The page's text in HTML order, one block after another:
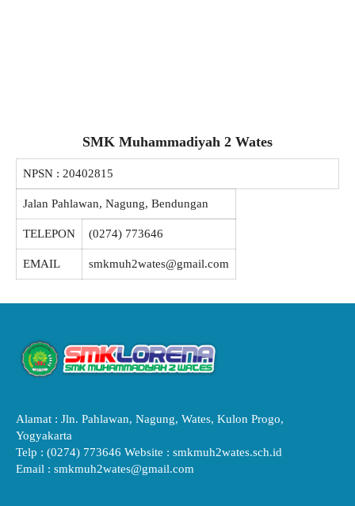
SMK Muhammadiyah 2 Wates
NPSN : 20402815
Jalan Pahlawan, Nagung, Bendungan
TELEPON (0274) 773646
EMAIL smkmuh2wates@gmail.com
Alamat : Jln. Pahlawan, Nagung, Wates, Kulon Progo,
Yogyakarta
Telp : (0274) 773646 Website : smkmuh2wates.sch.id
Email : smkmuh2wates@gmail.com